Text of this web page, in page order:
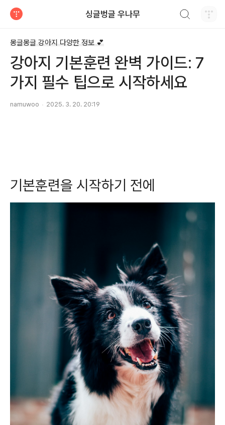
싱글벙글 우나무
몽글몽글 강아지 다양한 정보 💕
강아지 기본훈련 완벽 가이드: 7
가지 필수 팁으로 시작하세요
namuwoo 2025. 3. 20. 20:19
기본훈련을 시작하기 전에